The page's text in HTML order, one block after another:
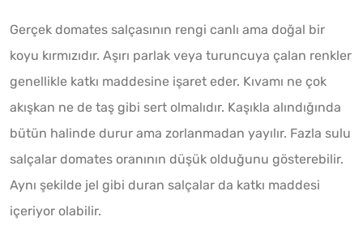
Gerçek domates salçasının rengi canlı ama doğal bir
koyu kırmızıdır. Aşırı parlak veya turuncuya çalan renkler
genellikle katkı maddesine işaret eder. Kıvamı ne çok
akışkan ne de taş gibi sert olmalıdır. Kaşıkla alındığında
bütün halinde durur ama zorlanmadan yayılır. Fazla sulu
salçalar domates oranının düşük olduğunu gösterebilir.
Aynı şekilde jel gibi duran salçalar da katkı maddesi
içeriyor olabilir.